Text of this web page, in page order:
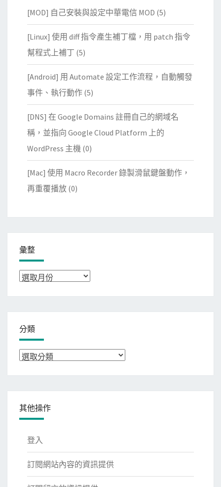
[MOD] 自己安裝與設定中華電信 MOD (5)
[Linux] 使用 diff 指令產生補丁檔，用 patch 指令
幫程式上補丁 (5)
[Android] 用 Automate 設定工作流程，自動觸發
事件、執行動作 (5)
[DNS] 在 Google Domains 註冊自己的網域名
稱，並指向 Google Cloud Platform 上的
WordPress 主機 (0)
[Mac] 使用 Macro Recorder 錄製滑鼠鍵盤動作，
再重覆播放 (0)
彙整
彙
分類
分
其他操作
登入
訂閱網站內容的資訊提供